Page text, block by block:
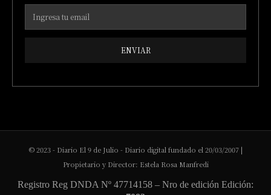
ENVIAR
© 2023 - Diario El 9 de Julio - Diario digital fundado el 20/03/2007 |
Propietario y Director: Estela Rosa Manfredi
Registro Reg DNDA Nº 47714158 – Nro de edición Edición: